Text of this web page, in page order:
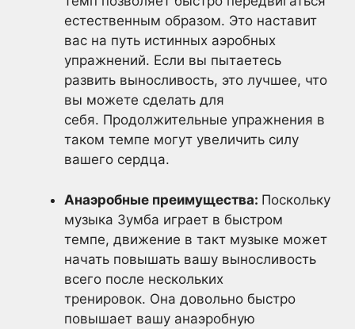
естественным образом. Это наставит
вас на путь истинных аэробных
упражнений. Если вы пытаетесь
развить выносливость, это лучшее, что
вы можете сделать для
себя. Продолжительные упражнения в
таком темпе могут увеличить силу
вашего сердца.
Анаэробные преимущества: Поскольку
музыка Зумба играет в быстром
темпе, движение в такт музыке может
начать повышать вашу выносливость
всего после нескольких
тренировок. Она довольно быстро
повышает вашу анаэробную